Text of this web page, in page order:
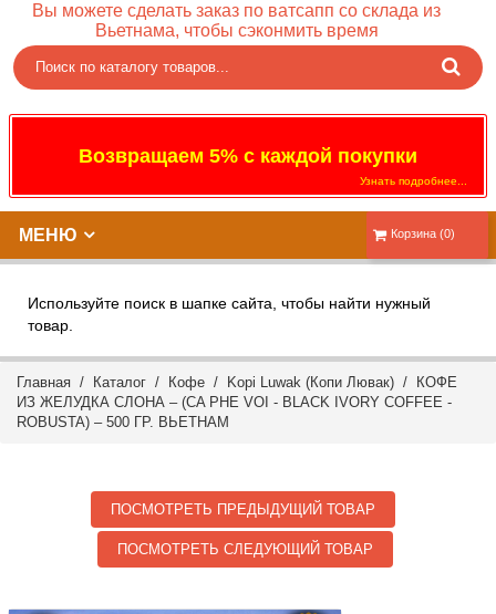
Вы можете сделать заказ по ватсапп со склада из
Вьетнама, чтобы сэконмить время
Возвращаем 5% с каждой покупки
Узнать подробнее...
Корзина (0)
МЕНЮ
Используйте поиск в шапке сайта, чтобы найти нужный
товар.
Главная / Каталог / Кофе / Kopi Luwak (Копи Лювак) / КОФЕ
ИЗ ЖЕЛУДКА СЛОНА – (CA PHE VOI - BLACK IVORY COFFEE -
ROBUSTA) – 500 ГР. ВЬЕТНАМ
ПОСМОТРЕТЬ ПРЕДЫДУЩИЙ ТОВАР
ПОСМОТРЕТЬ СЛЕДУЮЩИЙ ТОВАР